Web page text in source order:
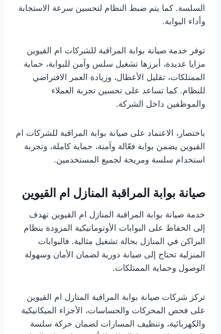
السلسة. كما يتم ضبط النظام لتحسين سرعة الاستجابة
وأداء البوابة.
توفر خدمة صيانة بوابة المراقبة للشركات ام القيوين
مزايا عديدة، أبرزها تشغيل سلس وآمن للبوابة، حماية
الممتلكات، تقليل الأعطال، وزيادة العمر الافتراضي
للنظام. كما تساعد على تحسين تجربة العملاء
والموظفين داخل الشركة.
باختصار، الاعتماد على صيانة بوابة المراقبة للشركات ام
القيوين يضمن بوابة فعّالة وآمنة، حماية كاملة، وتجربة
استخدام سلسة ومريحة لجميع المستخدمين.
صيانة بوابة المراقبة المنازل ام القيوين
خدمة صيانة بوابة المراقبة المنازل ام القيوين تهدف
إلى الحفاظ على البوابات الأوتوماتيكية المزودة بنظام
البراكن في المنازل بحالة تشغيل مثالية. فالبوابات
المنزلية تحتاج إلى صيانة دورية لضمان الأمان وسهولة
الوصول وحماية الممتلكات.
تركز شركات صيانة بوابة المراقبة المنازل ام القيوين
على فحص المحركات والحساسات، الأجزاء الميكانيكية
والكهربائية، وتنظيف المسارات لضمان حركة سلسة